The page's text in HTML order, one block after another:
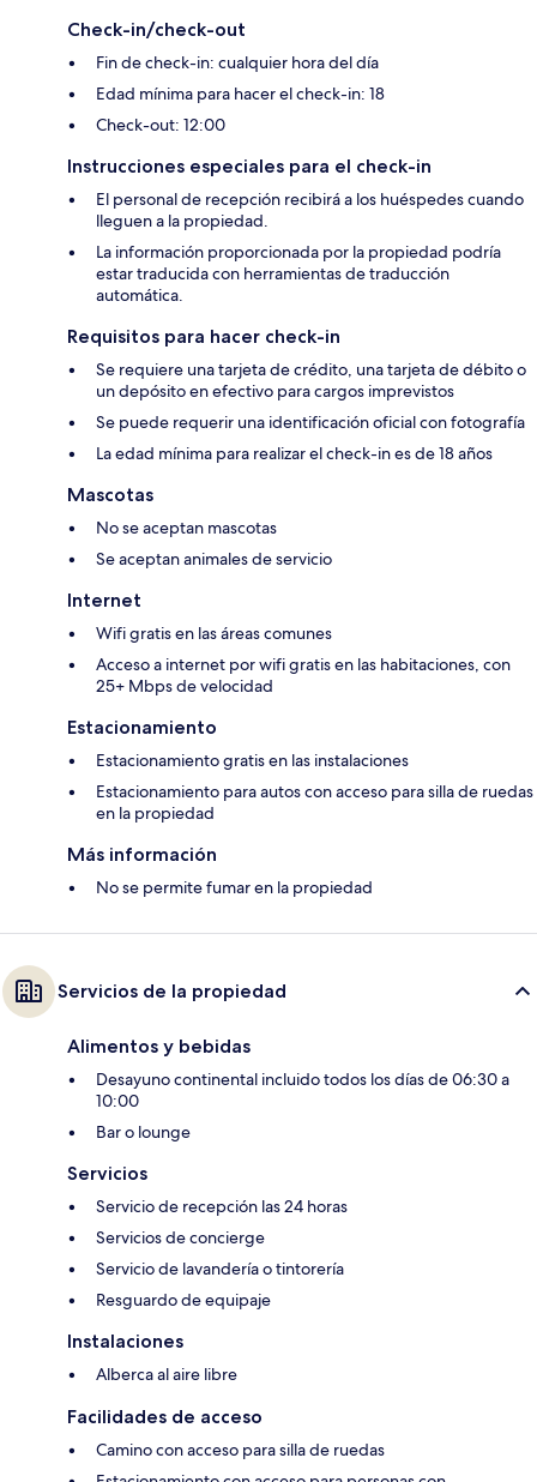
Check-in/check-out
Fin de check-in: cualquier hora del día
Edad mínima para hacer el check-in: 18
Check-out: 12:00
Instrucciones especiales para el check-in
El personal de recepción recibirá a los huéspedes cuando
lleguen a la propiedad.
La información proporcionada por la propiedad podría
estar traducida con herramientas de traducción
automática.
Requisitos para hacer check-in
Se requiere una tarjeta de crédito, una tarjeta de débito o
un depósito en efectivo para cargos imprevistos
Se puede requerir una identificación oficial con fotografía
La edad mínima para realizar el check-in es de 18 años
Mascotas
No se aceptan mascotas
Se aceptan animales de servicio
Internet
Wifi gratis en las áreas comunes
Acceso a internet por wifi gratis en las habitaciones, con
25+ Mbps de velocidad
Estacionamiento
Estacionamiento gratis en las instalaciones
Estacionamiento para autos con acceso para silla de ruedas
en la propiedad
Más información
No se permite fumar en la propiedad
Servicios de la propiedad
Alimentos y bebidas
Desayuno continental incluido todos los días de 06:30 a
10:00
Bar o lounge
Servicios
Servicio de recepción las 24 horas
Servicios de concierge
Servicio de lavandería o tintorería
Resguardo de equipaje
Instalaciones
Alberca al aire libre
Facilidades de acceso
Camino con acceso para silla de ruedas